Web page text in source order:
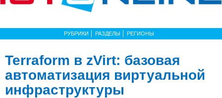
РУБРИКИ РАЗДЕЛЫ РЕГИОНЫ
Terraform в zVirt: базовая
автоматизация виртуальной
инфраструктуры